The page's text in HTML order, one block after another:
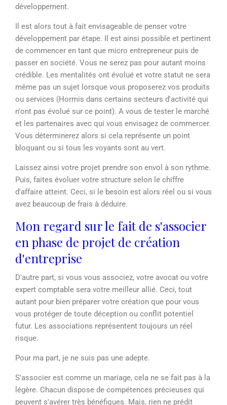
développement.
Il est alors tout à fait envisageable de penser votre
développement par étape. Il est ainsi possible et pertinent
de commencer en tant que micro entrepreneur puis de
passer en société. Vous ne serez pas pour autant moins
crédible. Les mentalités ont évolué et votre statut ne sera
même pas un sujet lorsque vous proposerez vos produits
ou services (Hormis dans certains secteurs d'activité qui
n'ont pas évolué sur ce point). A vous de tester le marché
et les partenaires avec qui vous envisagez de commercer.
Vous déterminerez alors si cela représente un point
bloquant ou si tous les voyants sont au vert.
Laissez ainsi votre projet prendre son envol à son rythme.
Puis, faites évoluer votre structure selon le chiffre
d'affaire atteint. Ceci, si le besoin est alors réel ou si vous
avez beaucoup de frais à déduire.
Mon regard sur le fait de s'associer
en phase de projet de création
d'entreprise
D'autre part, si vous vous associez, votre avocat ou votre
expert comptable sera votre meilleur allié. Ceci, tout
autant pour bien préparer votre création que pour vous
vous protéger de toute déception ou conflit potentiel
futur. Les associations représentent toujours un réel
risque.
Pour ma part, je ne suis pas une adepte.
S'associer est comme un mariage, cela ne se fait pas à la
légère. Chacun dispose de compétences précieuses qui
peuvent s'avérer très bénéfiques. Mais, rien ne prédit